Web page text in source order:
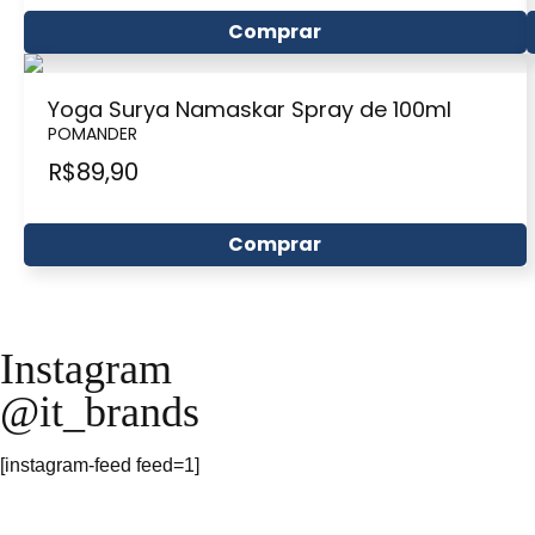
Comprar
Yoga Surya Namaskar Spray de 100ml
POMANDER
R$89,90
Comprar
Instagram
@it_brands
[instagram-feed feed=1]